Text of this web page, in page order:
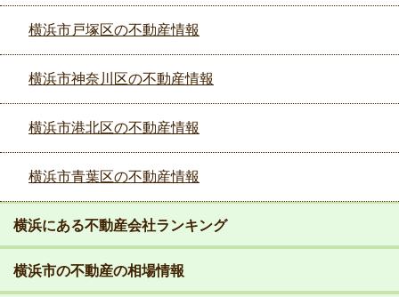
横浜市戸塚区の不動産情報
横浜市神奈川区の不動産情報
横浜市港北区の不動産情報
横浜市青葉区の不動産情報
横浜にある不動産会社ランキング
横浜市の不動産の相場情報